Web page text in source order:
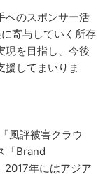
へのスポンサー活
寄与していく所存
現を目指し、今後
援してまいりま
風評被害クラウ
「Brand
年にはアジア